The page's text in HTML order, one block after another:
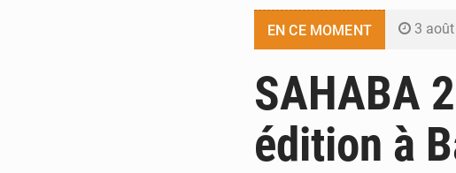
EN CE MOMENT 3 août
3
3 août
SAHABA
édition à